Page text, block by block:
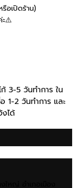
อเปิดร้าน)
ะ⚠️
ก้ 3-5 วันทำการ ใน
1-2 วันทำการ และ
ได้